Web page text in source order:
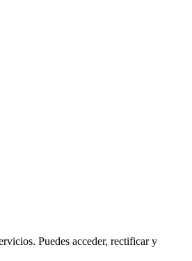
Puedes acceder, rectificar y